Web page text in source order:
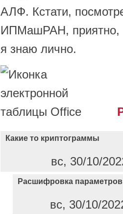
АЛФ. Кстати,
ИПМашРАН, приятно,
я знаю лично.
Какие то криптограммы
вс, 30/10/
Расшифровка параметров
вс, 30/10/